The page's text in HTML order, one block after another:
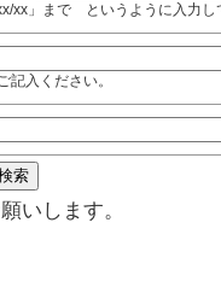
」まで というように入力し
入ください。
いします。